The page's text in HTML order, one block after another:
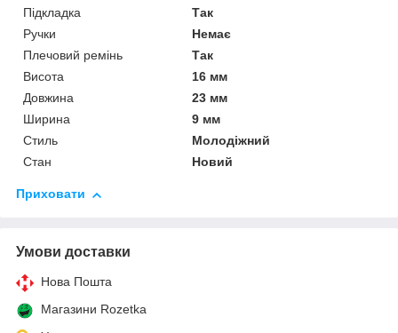
Підкладка
Так
Ручки
Немає
Плечовий ремінь
Так
Висота
16 мм
Довжина
23 мм
Ширина
9 мм
Стиль
Молодіжний
Стан
Новий
Приховати
Умови доставки
Нова Пошта
Магазини Rozetka